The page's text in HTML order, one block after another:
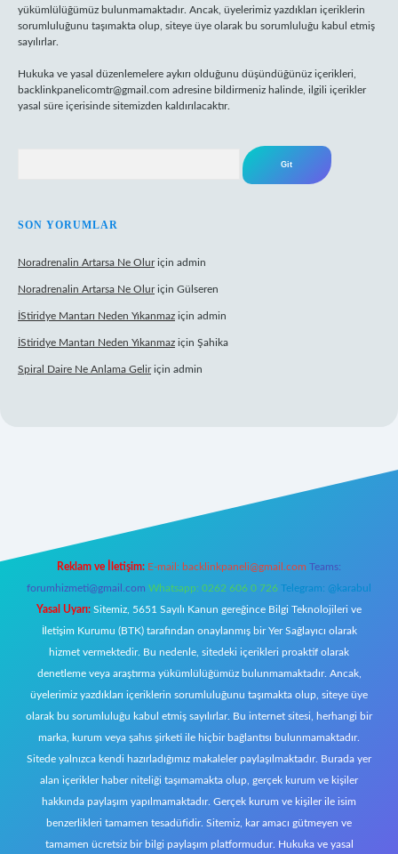
yükümlülüğümüz bulunmamaktadır. Ancak, üyelerimiz yazdıkları içeriklerin
sorumluluğunu taşımakta olup, siteye üye olarak bu sorumluluğu kabul etmiş
sayılırlar.
Hukuka ve yasal düzenlemelere aykırı olduğunu düşündüğünüz içerikleri,
backlinkpanelicomtr@gmail.com adresine bildirmeniz halinde, ilgili içerikler
yasal süre içerisinde sitemizden kaldırılacaktır.
SON YORUMLAR
Noradrenalin Artarsa Ne Oluriçin admin
Noradrenalin Artarsa Ne Oluriçin Gülseren
İStiridye Mantarı Neden Yıkanmaz için admin
İStiridye Mantarı Neden Yıkanmaz için Şahika
Spiral Daire Ne Anlama Geliriçin admin
Reklam ve İletişim: E-mail: backlinkpaneli@gmail.com Teams:
forumhizmeti@gmail.com Whatsapp: 0262 606 0 726 Telegram: @karabul
Yasal Uyarı: Sitemiz, 5651 Sayılı Kanun gereğince Bilgi Teknolojileri ve
İletişim Kurumu (BTK) tarafından onaylanmış bir Yer Sağlayıcı olarak
hizmet vermektedir. Bu nedenle, sitedeki içerikleri proaktif olarak
denetleme veya araştırma yükümlülüğümüz bulunmamaktadır. Ancak,
üyelerimiz yazdıkları içeriklerin sorumluluğunu taşımakta olup, siteye üye
olarak bu sorumluluğu kabul etmiş sayılırlar. Bu internet sitesi, herhangi bir
marka, kurum veya şahıs şirketi ile hiçbir bağlantısı bulunmamaktadır.
Sitede yalnızca kendi hazırladığımız makaleler paylaşılmaktadır. Burada yer
alan içerikler haber niteliği taşımamakta olup, gerçek kurum ve kişiler
hakkında paylaşım yapılmamaktadır. Gerçek kurum ve kişiler ile isim
benzerlikleri tamamen tesadüfidir. Sitemiz, kar amacı gütmeyen ve
tamamen ücretsiz bir bilgi paylaşım platformudur. Hukuka ve yasal